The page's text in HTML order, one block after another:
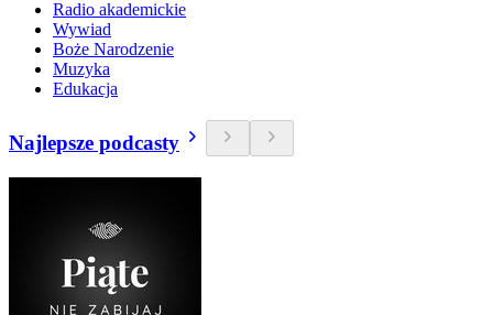
Radio akademickie
Wywiad
Boże Narodzenie
Muzyka
Edukacja
Najlepsze podcasty